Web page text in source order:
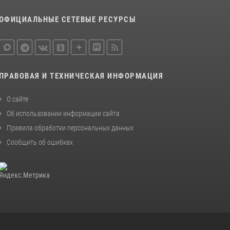
В Челябинске росгвардейцы задержали
злоумышленников, напавших на бригаду
конференция по обобщению боевого опыта
08 июля 2026, 07:01
СЕТЕВЫЕ РЕСУРСЫ
ПРАВОВАЯ И ТЕХНИЧЕСКАЯ ИНФОРМАЦИЯ
О сайте
Об использовании информации сайта
Правила обработки персональных данных
Сообщить об ошибках